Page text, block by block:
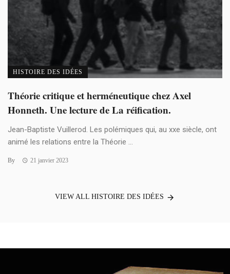
HISTOIRE DES IDÉES
Théorie critique et herméneutique chez Axel
Honneth. Une lecture de La réification.
Jean-Baptiste Vuillerod. Les polémiques qui, au xxe siècle, ont
animé les relations entre la Théorie ...
By 21 janvier 2023
VIEW ALL HISTOIRE DES IDÉES